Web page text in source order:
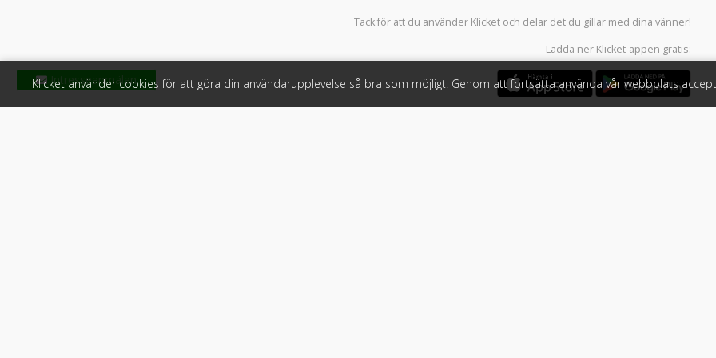
Tack för att du använder Klicket och delar det du gillar med dina vänner!
Ladda ner Klicket-appen gratis:
Klicket använder cookies för att göra din användarupplevelse så bra som möjligt. Genom att fortsätta använda vår webbplats